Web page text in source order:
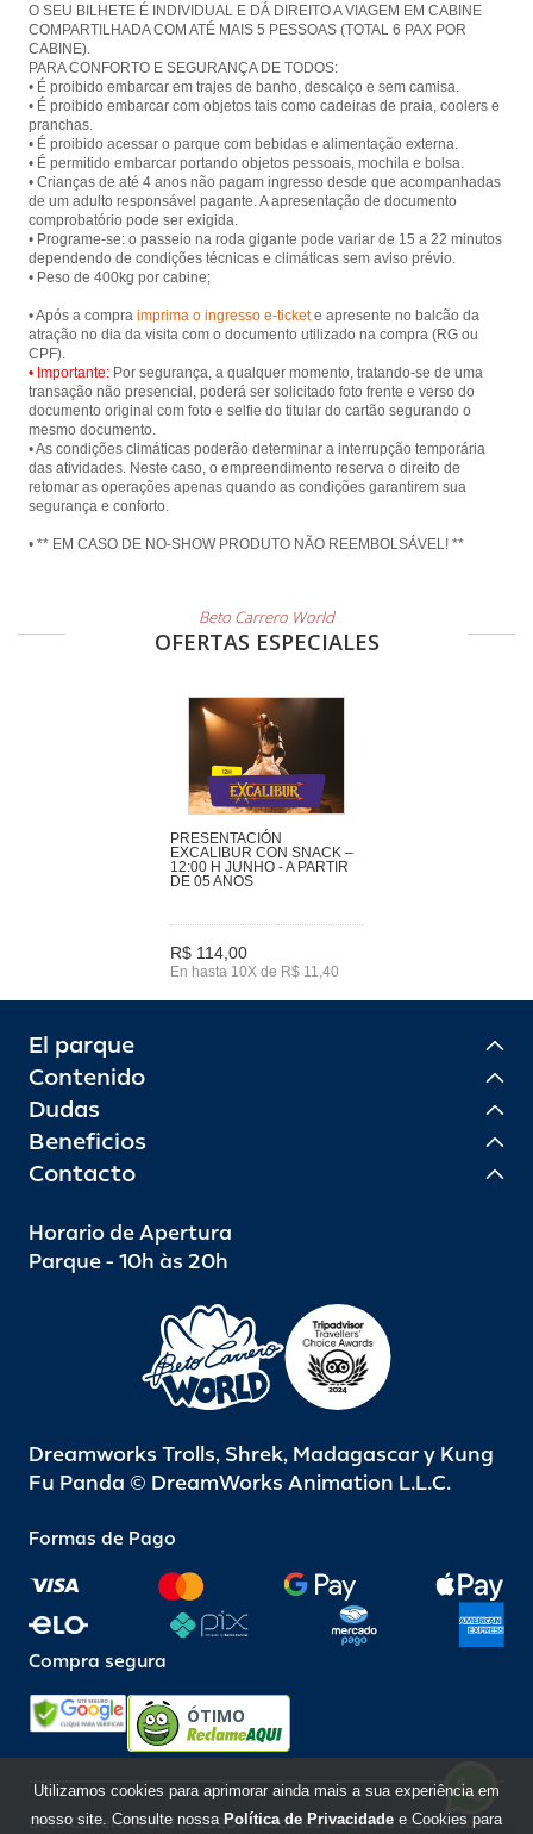
O SEU BILHETE É INDIVIDUAL E DÁ DIREITO A VIAGEM EM CABINE
COMPARTILHADA COM ATÉ MAIS 5 PESSOAS (TOTAL 6 PAX POR
CABINE).
PARA CONFORTO E SEGURANÇA DE TODOS:
• É proibido embarcar em trajes de banho, descalço e sem camisa.
• É proibido embarcar com objetos tais como cadeiras de praia, coolers e
pranchas.
• É proibido acessar o parque com bebidas e alimentação externa.
• É permitido embarcar portando objetos pessoais, mochila e bolsa.
• Crianças de até 4 anos não pagam ingresso desde que acompanhadas
de um adulto responsável pagante. A apresentação de documento
comprobatório pode ser exigida.
• Programe-se: o passeio na roda gigante pode variar de 15 a 22 minutos
dependendo de condições técnicas e climáticas sem aviso prévio.
• Peso de 400kg por cabine;
• Após a compra imprima o ingresso e-tickete apresente no balcão da
atração no dia da visita com o documento utilizado na compra (RG ou
• Importante: Por segurança, a qualquer momento, tratando-se de uma
transação não presencial, poderá ser solicitado foto frente e verso do
documento original com foto e selfie do titular do cartão segurando o
mesmo documento.
• As condições climáticas poderão determinar a interrupção temporária
das atividades. Neste caso, o empreendimento reserva o direito de
retomar as operações apenas quando as condições garantirem sua
segurança e conforto.
• ** EM CASO DE NO-SHOW PRODUTO NÃO REEMBOLSÁVEL! **
Beto Carrero World
OFERTAS ESPECIALES
PRESENTACIÓN
EXCALIBUR CON SNACK –
12:00 H JUNHO - A PARTIR
DE 05 ANOS
R$ 114,00
En hasta 10X de R$ 11,40
El parque
Contenido
Dudas
Beneficios
Contacto
Horario de Apertura
Parque - 10h às 20h
Dreamworks Trolls, Shrek, Madagascar y Kung
Fu Panda © DreamWorks Animation L.L.C.
Formas de Pago
Compra segura
ÓTIMO
Beto Carrero World @ 2026 / Todos los derechos reservados
Utilizamos cookies para aprimorar ainda mais a sua experiência em
nosso site. Consulte nossa Política de Privacidade e Cookies para